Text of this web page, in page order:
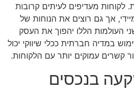
לקוחות מעדיפים לעיתים קרובות
אך גם רוצים את הנוחות של
העולמות הללו יהפוך את העסק
במדיה חברתית ככלי שיווקי יכול
קשרים עמוקים יותר עם הלקוחות.
בנכסים